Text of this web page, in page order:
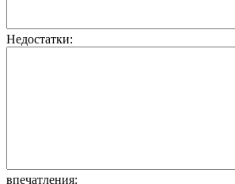
Недостатки:
впечатления: